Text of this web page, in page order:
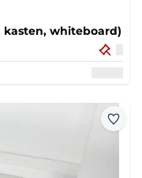
kasten, whiteboard)